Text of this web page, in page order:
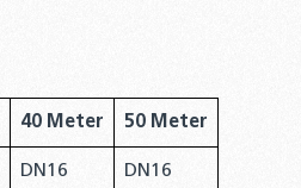
40 Meter 50 Meter
DN16 DN16